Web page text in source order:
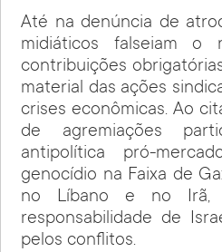
Até na denúncia de
midiáticos falseiam o
contribuições
material das ações
crises econômicas. Ao
de agremiações
antipolítica pró-
genocídio na Faixa de
no Líbano e no Irã,
responsabilidade de
pelos conflitos.